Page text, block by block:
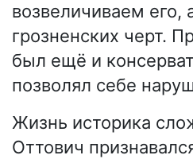
возвеличиваем
грозненских черт.
был ещё и
позволял себе
Жизнь историка
Оттович